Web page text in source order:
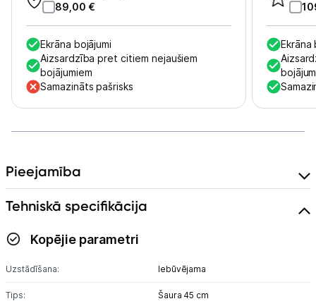
89,00 €
Ekrāna bojājumi
Aizsardzība pret citiem nejaušiem
bojājumiem
Samazināts pašrisks
Ekrāna
Pieejamība
Tehniskā specifikācija
Kopējie parametri
Uzstādīšana: Iebūvējama
Tips: Šaura 45 cm